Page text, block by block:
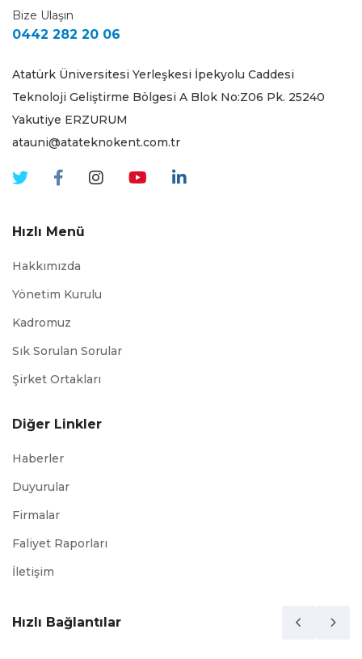
Bize Ulaşın
0442 282 20 06
Atatürk Üniversitesi Yerleşkesi İpekyolu Caddesi
Teknoloji Geliştirme Bölgesi A Blok No:Z06 Pk. 25240
Yakutiye ERZURUM
atauni@atateknokent.com.tr
Hızlı Menü
Hakkımızda
Yönetim Kurulu
Kadromuz
Sık Sorulan Sorular
Şirket Ortakları
Diğer Linkler
Haberler
Duyurular
Firmalar
Faliyet Raporları
İletişim
Hızlı Bağlantılar